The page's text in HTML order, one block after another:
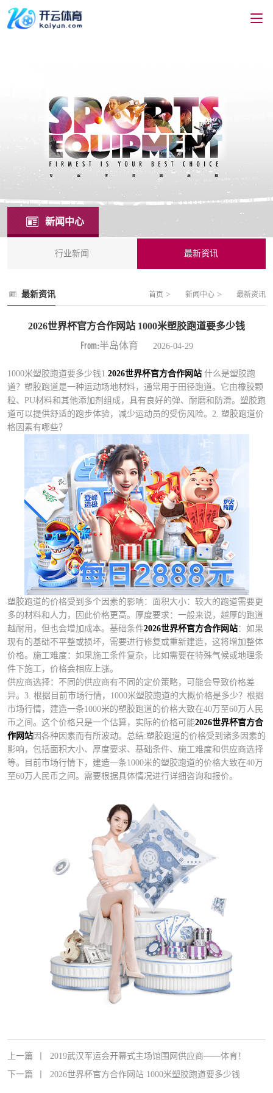
新闻中心
行业新闻 最新资讯
最新资讯 首页 > 新闻中心 > 最新资讯
2026世界杯官方合作网站 1000米塑胶跑道要多少钱
From:半岛体育 2026-04-29
1000米塑胶跑道要多少钱1. 2026世界杯官方合作网站 什么是塑胶跑
道？塑胶跑道是一种运动场地材料，通常用于田径跑道。它由橡胶颗
粒、PU材料和其他添加剂组成，具有良好的弹、耐磨和防滑。塑胶跑
道可以提供舒适的跑步体验，减少运动员的受伤风险。2. 塑胶跑道价
格因素有哪些？
塑胶跑道的价格受到多个因素的影响：面积大小：较大的跑道需要更
多的材料和人力，因此价格更高。厚度要求：一般来说，越厚的跑道
越耐用，但也会增加成本。基础条件2026世界杯官方合作网站：如果
现有的基础不平整或损坏，需要进行修复或重新建造，这将增加整体
价格。施工难度：如果施工条件复杂，比如需要在特殊气候或地理条
件下施工，价格会相应上涨。
供应商选择：不同的供应商有不同的定价策略，可能会导致价格差
异。3. 根据目前市场行情，1000米塑胶跑道的大概价格是多少？根据
市场行情，建造一条1000米的塑胶跑道的价格大致在40万至60万人民
币之间。这个价格只是一个估算，实际的价格可能2026世界杯官方合
作网站因各种因素而有所波动。总结:塑胶跑道的价格受到诸多因素的
影响，包括面积大小、厚度要求、基础条件、施工难度和供应商选择
等。目前市场行情下，建造一条1000米的塑胶跑道的价格大致在40万
至60万人民币之间。需要根据具体情况进行详细咨询和报价。
上一篇
2019武汉军运会开幕式主场馆围网供应商——体育！
下一篇
2026世界杯官方合作网站 1000米塑胶跑道要多少钱